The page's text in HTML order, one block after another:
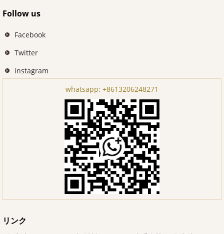
Follow us
Facebook
Twitter
instagram
whatsapp: +8613206248271
リンク